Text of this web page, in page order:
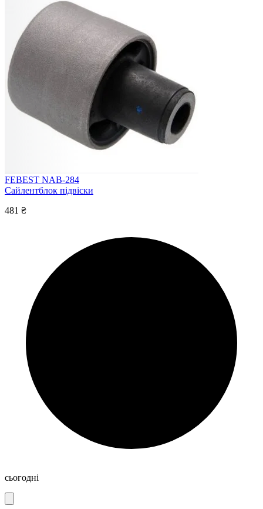
FEBEST NAB-284
Сайлентблок підвіски
481 ₴
сьогодні